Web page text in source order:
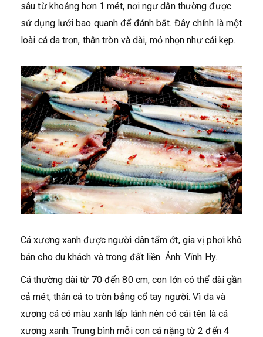
sâu từ khoảng hơn 1 mét, nơi ngư dân thường được
sử dụng lưới bao quanh để đánh bắt. Đây chính là một
loài cá da trơn, thân tròn và dài, mỏ nhọn như cái kẹp.
Cá xương xanh được người dân tẩm ớt, gia vị phơi khô
bán cho du khách và trong đất liền. Ảnh: Vĩnh Hy.
Cá thường dài từ 70 đến 80 cm, con lớn có thể dài gần
cả mét, thân cá to tròn bằng cổ tay người. Vì da và
xương cá có màu xanh lấp lánh nên có cái tên là cá
xương xanh. Trung bình mỗi con cá nặng từ 2 đến 4